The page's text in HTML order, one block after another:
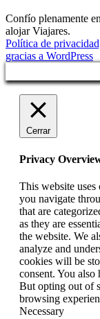
Confío plenamente
alojar Viajares.
Política de
gracias a WordPress
Cerrar
Privacy
This website
you navigate
that are
as they are
the website. We
analyze and
cookies will be
consent. You also
But opting out of
browsing
Necessary